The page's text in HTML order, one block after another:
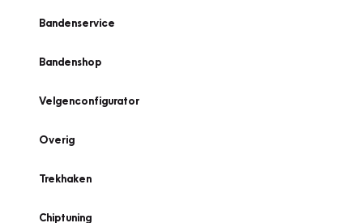
Bandenservice
Bandenshop
Velgenconfigurator
Overig
Trekhaken
Chiptuning